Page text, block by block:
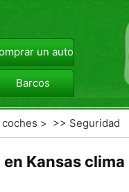
un automóvil
Barcos
coches > >> Seguridad
Kansas clima